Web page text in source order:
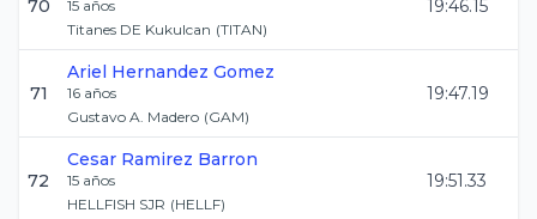
70 15 años
Titanes DE Kukulcan (TITAN)
19:46.15
71
Ariel Hernandez Gomez
16 años
Gustavo A. Madero (GAM)
19:47.19
72
Cesar Ramirez Barron
15 años
HELLFISH SJR (HELLF)
19:51.33